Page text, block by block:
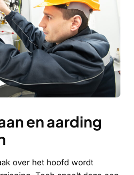
en aarding
over het hoofd wordt